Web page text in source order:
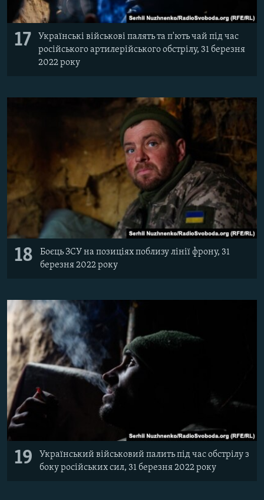
17
Українські військові палять та п'ють чай під час
російського артилерійського обстрілу, 31 березня
2022 року
18
Боєць ЗСУ на позиціях поблизу лінії фрону, 31
березня 2022 року
19
Український військовий палить під час обстрілу з
боку російських сил, 31 березня 2022 року